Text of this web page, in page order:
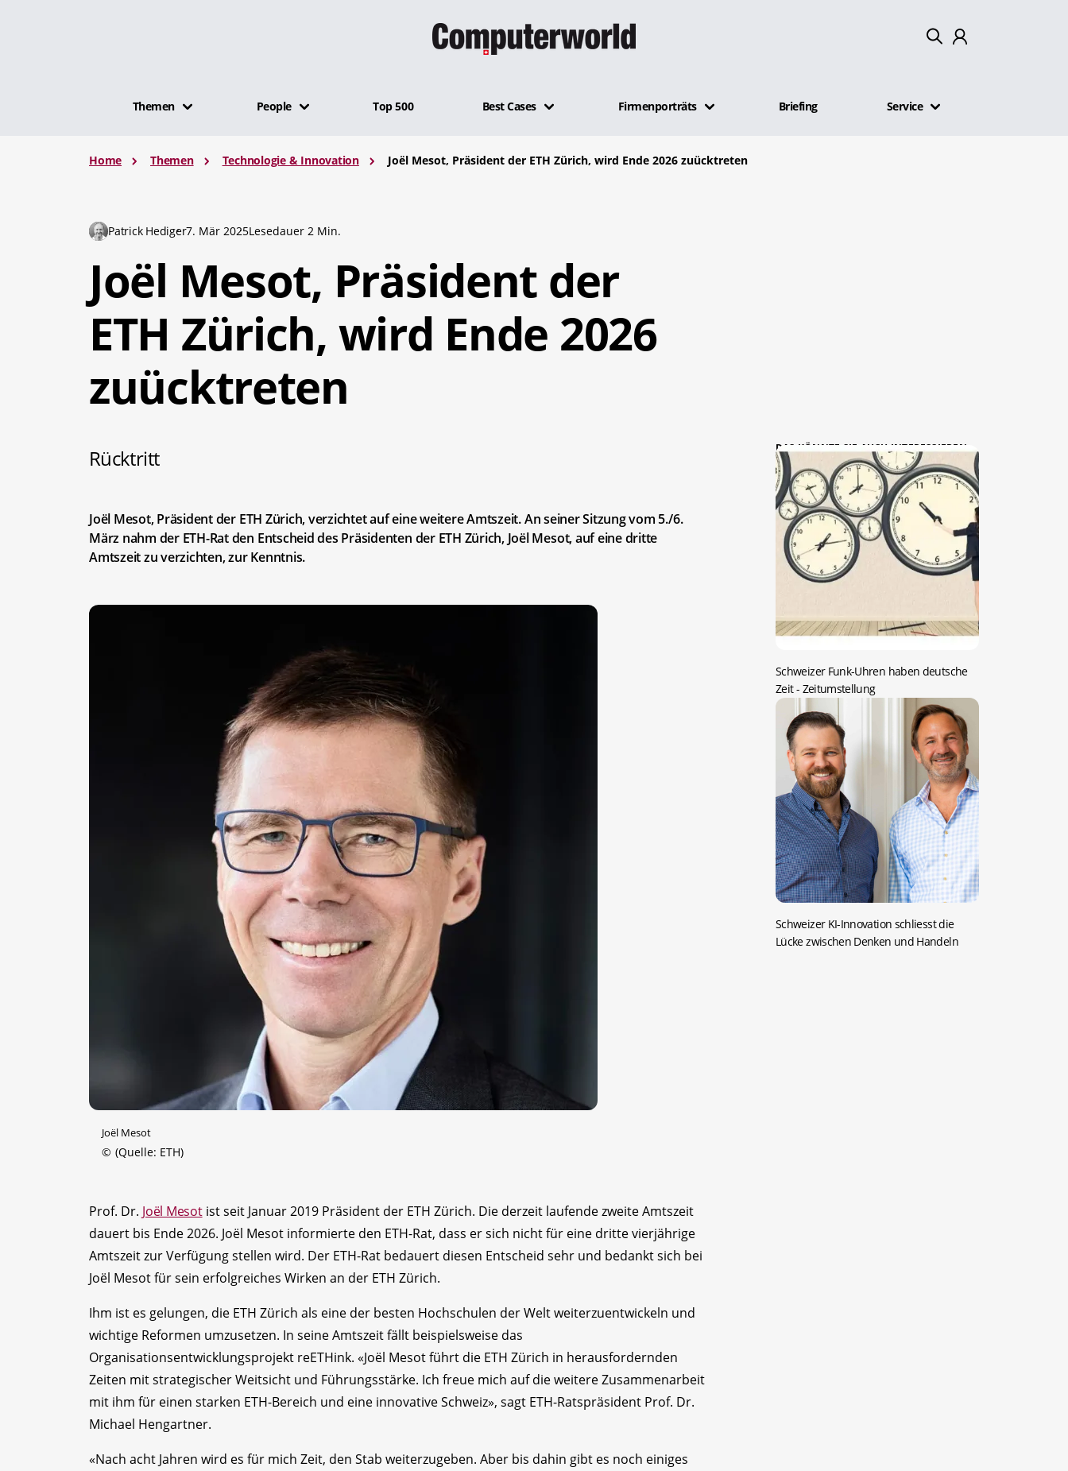
Themen People Top 500 Best Cases Firmenporträts Briefing Service
Home Themen Technologie & Innovation Joël Mesot, Präsident der ETH Zürich, wird Ende 2026 zuücktreten
Patrick Hediger7. Mär 2025Lesedauer 2 Min.
Joël Mesot, Präsident der
ETH Zürich, wird Ende 2026
zuücktreten
Rücktritt
Joël Mesot, Präsident der ETH Zürich, verzichtet auf eine weitere Amtszeit. An seiner Sitzung vom 5./6.
März nahm der ETH-Rat den Entscheid des Präsidenten der ETH Zürich, Joël Mesot, auf eine dritte
Amtszeit zu verzichten, zur Kenntnis.
Joël Mesot
© (Quelle: ETH)
Prof. Dr. Joël Mesotist seit Januar 2019 Präsident der ETH Zürich. Die derzeit laufende zweite Amtszeit
dauert bis Ende 2026. Joël Mesot informierte den ETH-Rat, dass er sich nicht für eine dritte vierjährige
Amtszeit zur Verfügung stellen wird. Der ETH-Rat bedauert diesen Entscheid sehr und bedankt sich bei
Joël Mesot für sein erfolgreiches Wirken an der ETH Zürich.
Ihm ist es gelungen, die ETH Zürich als eine der besten Hochschulen der Welt weiterzuentwickeln und
wichtige Reformen umzusetzen. In seine Amtszeit fällt beispielsweise das
Organisationsentwicklungsprojekt reETHink. «Joël Mesot führt die ETH Zürich in herausfordernden
Zeiten mit strategischer Weitsicht und Führungsstärke. Ich freue mich auf die weitere Zusammenarbeit
mit ihm für einen starken ETH-Bereich und eine innovative Schweiz», sagt ETH-Ratspräsident Prof. Dr.
Michael Hengartner.
«Nach acht Jahren wird es für mich Zeit, den Stab weiterzugeben. Aber bis dahin gibt es noch einiges
DAS KÖNNTE SIE AUCH INTERESSIEREN:
Schweizer Funk-Uhren haben deutsche
Zeit- Zeitumstellung
Schweizer KI-Innovation schliesst die
Lücke zwischen Denken und Handeln